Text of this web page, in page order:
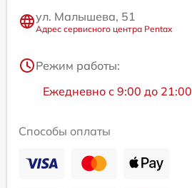
ул. Малышева, 51
Адрес сервисного центра Pentax
Режим работы:
Ежедневно с 9:00 до 21:00
Способы оплаты